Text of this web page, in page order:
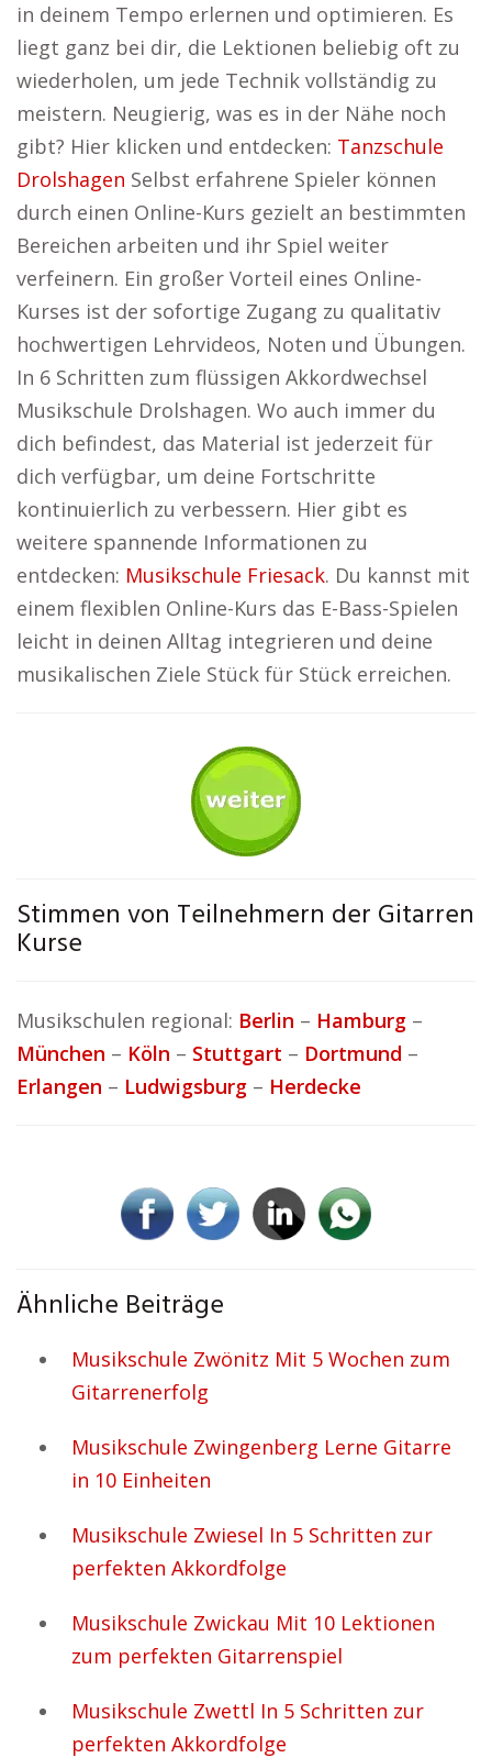
in deinem Tempo erlernen und optimieren. Es
liegt ganz bei dir, die Lektionen beliebig oft zu
wiederholen, um jede Technik vollständig zu
meistern. Neugierig, was es in der Nähe noch
gibt? Hier klicken und entdecken: Tanzschule
Drolshagen Selbst erfahrene Spieler können
durch einen Online-Kurs gezielt an bestimmten
Bereichen arbeiten und ihr Spiel weiter
verfeinern. Ein großer Vorteil eines Online-
Kurses ist der sofortige Zugang zu qualitativ
hochwertigen Lehrvideos, Noten und Übungen.
In 6 Schritten zum flüssigen Akkordwechsel
Musikschule Drolshagen. Wo auch immer du
dich befindest, das Material ist jederzeit für
dich verfügbar, um deine Fortschritte
kontinuierlich zu verbessern. Hier gibt es
weitere spannende Informationen zu
entdecken: Musikschule Friesack. Du kannst mit
einem flexiblen Online-Kurs das E-Bass-Spielen
leicht in deinen Alltag integrieren und deine
musikalischen Ziele Stück für Stück erreichen.
Stimmen von Teilnehmern der Gitarren
Kurse
Musikschulen regional: Berlin – Hamburg –
München – Köln – Stuttgart – Dortmund –
Erlangen – Ludwigsburg – Herdecke
Ähnliche Beiträge
Musikschule Zwönitz Mit 5 Wochen zum
Gitarrenerfolg
Musikschule Zwingenberg Lerne Gitarre
in 10 Einheiten
Musikschule Zwiesel In 5 Schritten zur
perfekten Akkordfolge
Musikschule Zwickau Mit 10 Lektionen
zum perfekten Gitarrenspiel
Musikschule Zwettl In 5 Schritten zur
perfekten Akkordfolge